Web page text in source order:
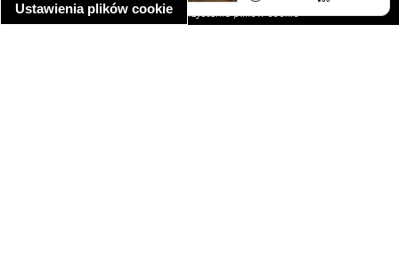
Ustawienia plików cookieinformacja o wykorzystaniu plików cookie